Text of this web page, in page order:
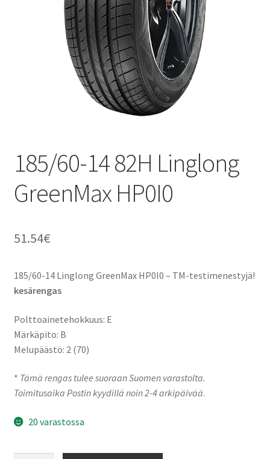
185/60-14 82H Linglong
GreenMax HP0I0
51.54€
185/60-14 Linglong GreenMax HP0I0 – TM-testimenestyjä!
kesärengas
Polttoainetehokkuus: E
Märkäpito: B
Melupäästö: 2 (70)
* Tämä rengas tulee suoraan Suomen varastolta.
Toimitusaika Postin kyydillä noin 2-4 arkipäivää.
20 varastossa